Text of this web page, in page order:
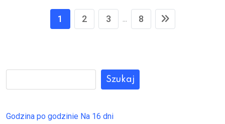
1 2 3 8
Szukaj
Godzina po godzinie Na 16 dni